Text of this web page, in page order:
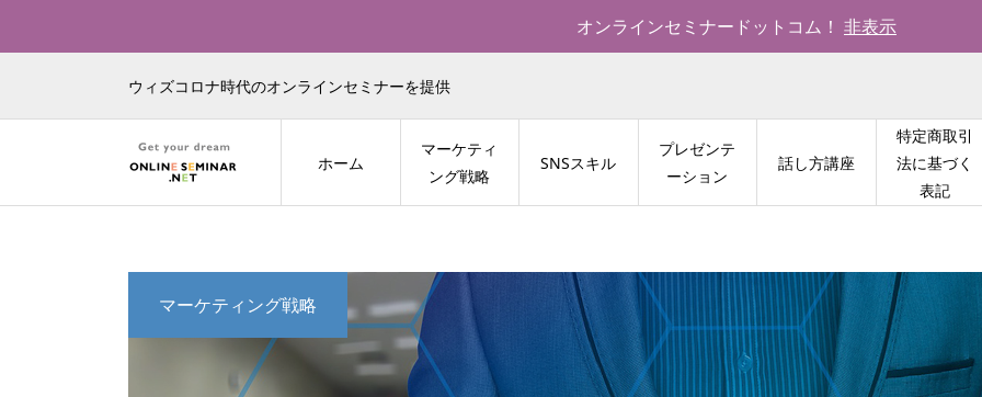
ウィズコロナ時代のオンラインセミナーを提供
ホーム
マーケティ
ング戦略
SNSスキル
プレゼンテ
ーション
話し方講座
特定商取引
法に基づく
表記
マーケティング戦略
オンラインセミナードットコム！ 非表示